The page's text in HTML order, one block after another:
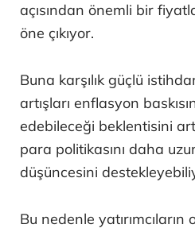
açısından önemli bir
öne çıkıyor.
Buna karşılık güçlü
artışları enflasyon
edebileceği beklentisini
para politikasını daha
düşüncesini
Bu nedenle yatırımcıların